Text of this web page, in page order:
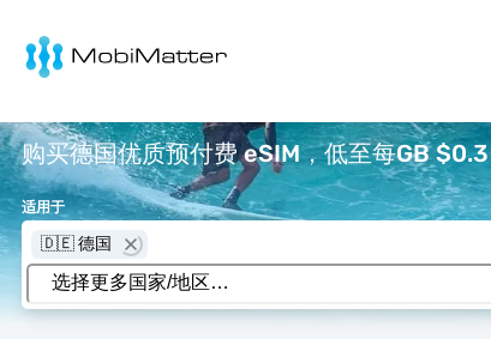
MobiMatter
购买德国优质预付费 eSIM，低至每GB $0.3
适用于
🇩🇪 德国